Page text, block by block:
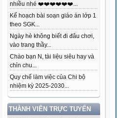
nhiều nhé ❤️❤️❤️❤️❤️❤️...
Kế hoạch bài soạn giáo án lớp 1
theo SGK...
Ngày hè không biết đi đâu chơi,
vào trang thầy...
Chào bạn N, tài liệu siêu hay và
chỉn chu...
Quy chế làm việc của Chi bộ
nhiệm kỳ 2025-2030...
THÀNH VIÊN TRỰC TUYẾN